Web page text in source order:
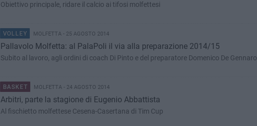
Obiettivo principale, ridare il calcio ai tifosi molfettesi
VOLLEY MOLFETTA - 25 AGOSTO 2014
Pallavolo Molfetta: al PalaPoli il via alla preparazione 2014/15
Subito al lavoro, agli ordini di coach Di Pinto e del preparatore Domenico De Gennaro
BASKET MOLFETTA - 24 AGOSTO 2014
Arbitri, parte la stagione di Eugenio Abbattista
Al fischietto molfettese Cesena-Casertana di Tim Cup